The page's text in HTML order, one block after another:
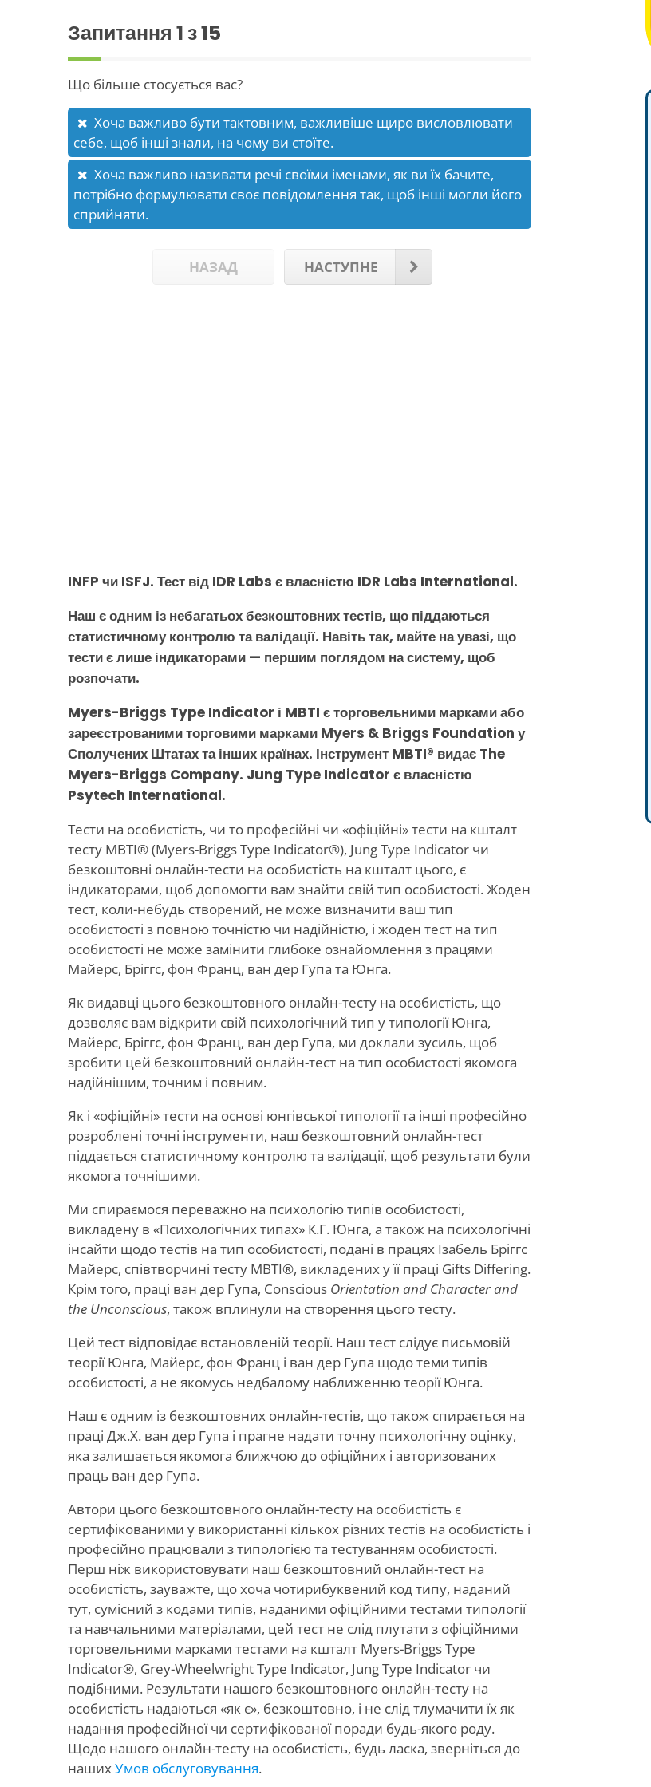
Запитання 1з 15
Що більше стосується вас?
Хоча важливо бути тактовним, важливіше щиро висловлювати
себе, щоб інші знали, на чому ви стоїте.
Хоча важливо називати речі своїми іменами, як ви їх бачите,
потрібно формулювати своє повідомлення так, щоб інші могли його
сприйняти.
НАЗАД НАСТУПНЕ
INFP чи ISFJ. Тест від IDR Labs є власністю IDR Labs International.
Наш є одним із небагатьох безкоштовних тестів, що піддаються
статистичному контролю та валідації. Навіть так, майте на увазі, що
тести є лише індикаторами — першим поглядом на систему, щоб
розпочати.
Myers-Briggs Type Indicator і MBTI є торговельними марками або
зареєстрованими торговими марками Myers & Briggs Foundation у
Сполучених Штатах та інших країнах. Інструмент MBTI® видає The
Myers-Briggs Company. Jung Type Indicator є власністю
Psytech International.
Тести на особистість, чи то професійні чи «офіційні» тести на кшталт
тесту MBTI® (Myers-Briggs Type Indicator®), Jung Type Indicator чи
безкоштовні онлайн-тести на особистість на кшталт цього, є
індикаторами, щоб допомогти вам знайти свій тип особистості. Жоден
тест, коли-небудь створений, не може визначити ваш тип
особистості з повною точністю чи надійністю, і жоден тест на тип
особистості не може замінити глибоке ознайомлення з працями
Майерс, Бріггс, фон Франц, ван дер Гупа та Юнга.
Як видавці цього безкоштовного онлайн-тесту на особистість, що
дозволяє вам відкрити свій психологічний тип у типології Юнга,
Майерс, Бріггс, фон Франц, ван дер Гупа, ми доклали зусиль, щоб
зробити цей безкоштовний онлайн-тест на тип особистості якомога
надійнішим, точним і повним.
Як і «офіційні» тести на основі юнгівської типології та інші професійно
розроблені точні інструменти, наш безкоштовний онлайн-тест
піддається статистичному контролю та валідації, щоб результати були
якомога точнішими.
Ми спираємося переважно на психологію типів особистості,
викладену в «Психологічних типах» К.Г. Юнга, а також на психологічні
інсайти щодо тестів на тип особистості, подані в працях Ізабель Бріггс
Майерс, співтворчині тесту MBTI®, викладених у її праці Gifts Differing.
Крім того, праці ван дер Гупа, Conscious Orientation and Character and
the Unconscious, також вплинули на створення цього тесту.
Цей тест відповідає встановленій теорії. Наш тест слідує письмовій
теорії Юнга, Майерс, фон Франц і ван дер Гупа щодо теми типів
особистості, а не якомусь недбалому наближенню теорії Юнга.
Наш є одним із безкоштовних онлайн-тестів, що також спирається на
праці Дж.Х. ван дер Гупа і прагне надати точну психологічну оцінку,
яка залишається якомога ближчою до офіційних і авторизованих
праць ван дер Гупа.
Автори цього безкоштовного онлайн-тесту на особистість є
сертифікованими у використанні кількох різних тестів на особистість і
професійно працювали з типологією та тестуванням особистості.
Перш ніж використовувати наш безкоштовний онлайн-тест на
особистість, зауважте, що хоча чотирибуквений код типу, наданий
тут, сумісний з кодами типів, наданими офіційними тестами типології
та навчальними матеріалами, цей тест не слід плутати з офіційними
торговельними марками тестами на кшталт Myers-Briggs Type
Indicator®, Grey-Wheelwright Type Indicator, Jung Type Indicator чи
подібними. Результати нашого безкоштовного онлайн-тесту на
особистість надаються «як є», безкоштовно, і не слід тлумачити їх як
надання професійної чи сертифікованої поради будь-якого роду.
Щодо нашого онлайн-тесту на особистість, будь ласка, зверніться до
нашихУмов обслуговування.